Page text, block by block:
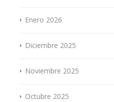
Enero 2026
Diciembre 2025
Noviembre 2025
Octubre 2025